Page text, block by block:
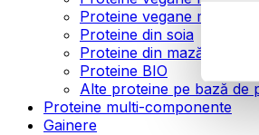
Proteine vegane multi-
Proteine din soia
Proteine din mazăre
Proteine BIO
Alte proteine pe bază de
Proteine multi-componente
Gainere